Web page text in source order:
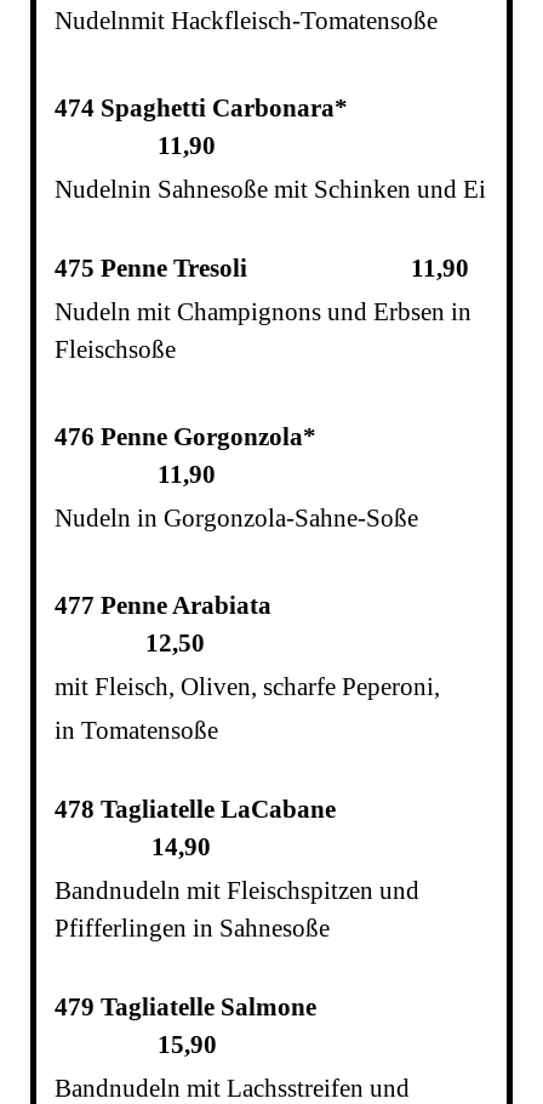
Nudelnmit Hackfleisch-Tomatensoße
474 Spaghetti Carbonara*
11,90
Nudelnin Sahnesoße mit Schinken und Ei
475 Penne Tresoli 11,90
Nudeln mit Champignons und Erbsen in
Fleischsoße
476 Penne Gorgonzola*
11,90
Nudeln in Gorgonzola-Sahne-Soße
477 Penne Arabiata
12,50
mit Fleisch, Oliven, scharfe Peperoni,
in Tomatensoße
478 Tagliatelle LaCabane
14,90
Bandnudeln mit Fleischspitzen und
Pfifferlingen in Sahnesoße
479 Tagliatelle Salmone
15,90
Bandnudeln mit Lachsstreifen und